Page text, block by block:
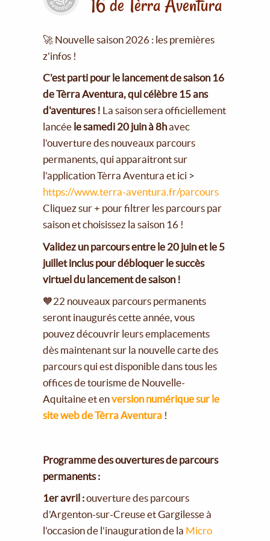
🚀 Nouvelle saison 2026 : les premières
z'infos !
C'est parti pour le lancement de saison 16
de Tèrra Aventura, qui célèbre 15 ans
d'aventures ! La saison sera officiellement
lancée le samedi 20 juin à 8havec
l'ouverture des nouveaux parcours
permanents, qui apparaitront sur
l'application Tèrra Aventura et ici >
https://www.terra-aventura.fr/parcours
Cliquez sur + pour filtrer les parcours par
saison et choisissez la saison 16 !
Validez un parcours entre le 20 juin et le 5
juillet inclus pour débloquer le succès
virtuel du lancement de saison !
🧡22 nouveaux parcours permanents
seront inaugurés cette année, vous
pouvez découvrir leurs emplacements
dès maintenant sur la nouvelle carte des
parcours qui est disponible dans tous les
offices de tourisme de Nouvelle-
Aquitaine et enversion numérique sur le
site web de Tèrra Aventura !
Programme des ouvertures de parcours
permanents :
1er avril :ouverture des parcours
d'Argenton-sur-Creuse et Gargilesse à
l'occasion de l'inauguration de la Micro